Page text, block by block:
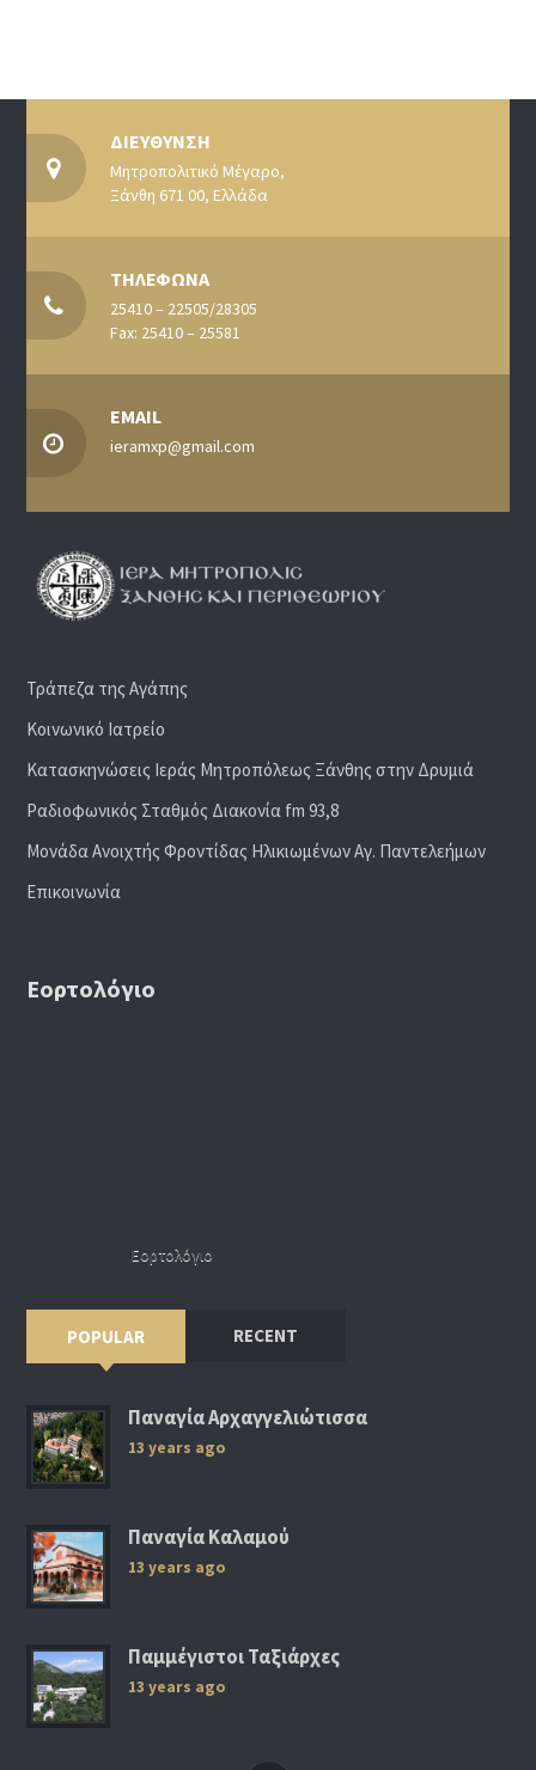
ΔΙΕΥΘΥΝΣΗ
Μητροπολιτικό Μέγαρο,
Ξάνθη 671 00, Ελλάδα
ΤΗΛΕΦΩΝΑ
25410 – 22505/28305
Fax: 25410 – 25581
EMAIL
ieramxp@gmail.com
Τράπεζα της Αγάπης
Κοινωνικό Ιατρείο
Κατασκηνώσεις Ιεράς Μητροπόλεως Ξάνθης στην Δρυμιά
Ραδιoφωνικός Σταθμός Διακονία fm 93,8
Μονάδα Ανοιχτής Φροντίδας Ηλικιωμένων Αγ. Παντελεήμων
Επικοινωνία
Εορτολόγιο
Εορτολόγιο
POPULAR RECENT
Παναγία Αρχαγγελιώτισσα
13 years ago
Παναγία Καλαμού
13 years ago
Παμμέγιστοι Ταξιάρχες
13 years ago